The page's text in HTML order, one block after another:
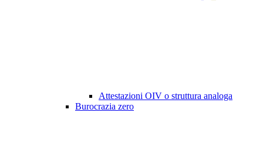
Attestazioni OIV o struttura analoga
Burocrazia zero